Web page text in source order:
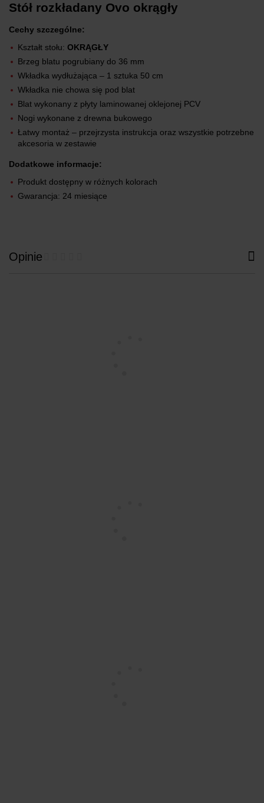
Stół rozkładany Ovo okrągły
Cechy szczególne:
Kształt stołu: OKRĄGŁY
Brzeg blatu pogrubiany do 36 mm
Wkładka wydłużająca – 1 sztuka 50 cm
Wkładka nie chowa się pod blat
Blat wykonany z płyty laminowanej oklejonej PCV
Nogi wykonane z drewna bukowego
Łatwy montaż – przejrzysta instrukcja oraz wszystkie potrzebne
akcesoria w zestawie
Dodatkowe informacje:
Produkt dostępny w różnych kolorach
Gwarancja: 24 miesiące
Opinie